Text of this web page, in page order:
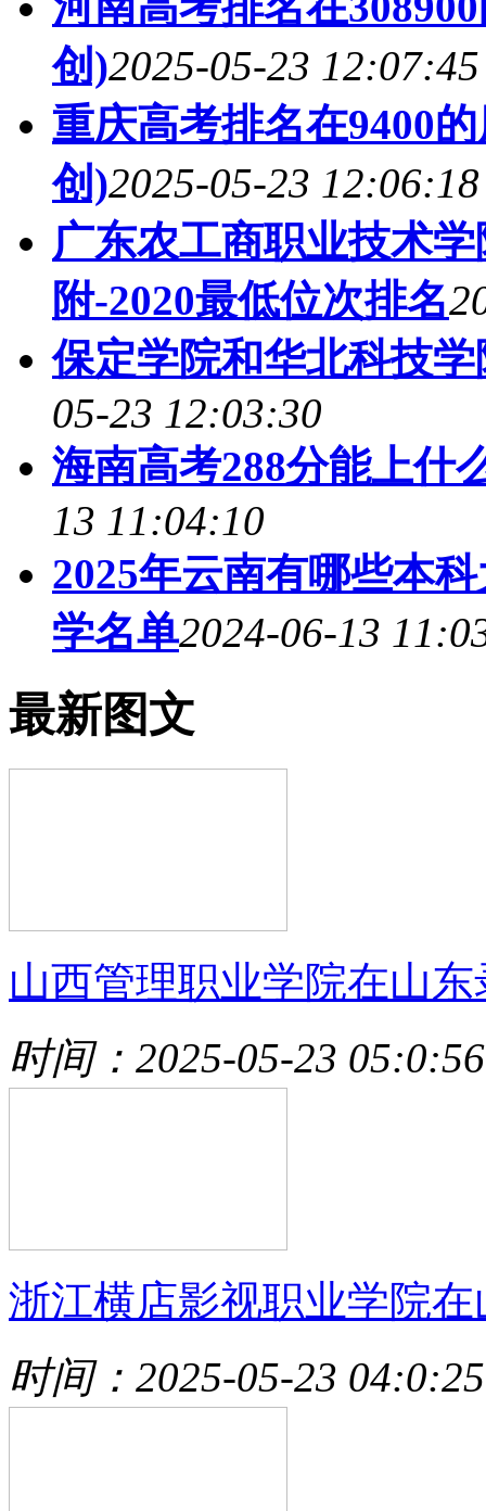
创)2025-05-23 12:07:45
重庆高考排名在9400
创)2025-05-23 12:06:18
广东农工商职业技术
附-2020最低位次排名
保定学院和华北科技
05-23 12:03:30
海南高考288分能上什
13 11:04:10
2025年云南有哪些本
学名单2024-06-13
最新图文
山西管理职业学院在山东
时间：2025-05-23 05:0:56
浙江横店影视职业学院在
时间：2025-05-23 04:0:25